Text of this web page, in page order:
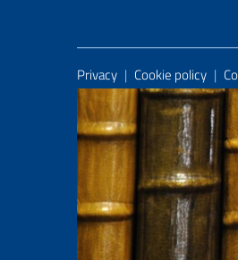
Useful Links
Privacy | Cookie policy |